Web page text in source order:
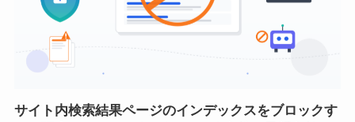
サイト内検索結果ページのインデックスをブロックす